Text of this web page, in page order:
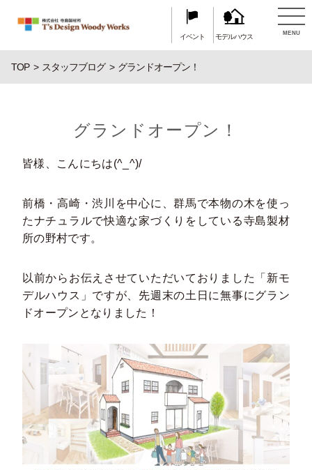
イベント モデルハウス MENU
TOP スタッフブログ グランドオープン！
グランドオープン！
皆様、こんにちは(^_^)/
前橋・高崎・渋川を中心に、群馬で本物の木を使っ
たナチュラルで快適な家づくりをしている寺島製材
所の野村です。
以前からお伝えさせていただいておりました「新モ
デルハウス」ですが、先週末の土日に無事にグラン
ドオープンとなりました！